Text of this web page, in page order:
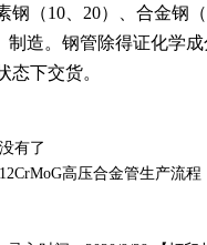
钢 （10、20）、合金钢（
制造。钢管除得证化学
态下交货。
有了
12CrMoG高压合金管生产流程